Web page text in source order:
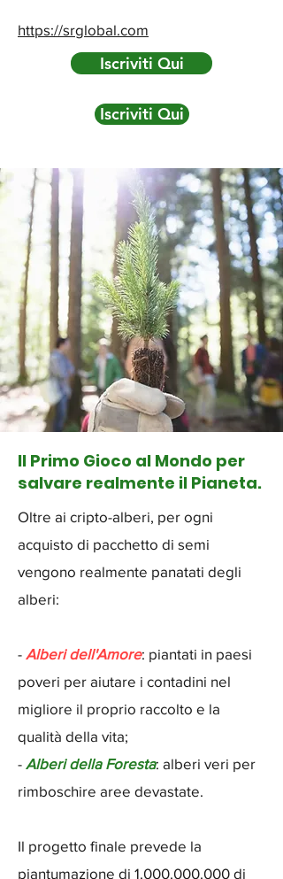
https://srglobal.com
Iscriviti Qui
Iscriviti Qui
Il Primo Gioco al Mondo per
salvare realmente il Pianeta.
Oltre ai cripto-alberi, per ogni
acquisto di pacchetto di semi
vengono realmente panatati degli
alberi:
- Alberi dell'Amore: piantati in paesi
poveri per aiutare i contadini nel
migliore il proprio raccolto e la
qualità della vita;
- Alberi della Foresta: alberi veri per
rimboschire aree devastate.
Il progetto finale prevede la
piantumazione di 1.000.000.000 di